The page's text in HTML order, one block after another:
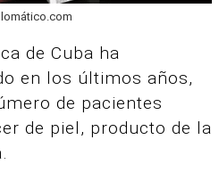
de Cuba ha
en los últimos años,
de pacientes
de piel, producto de la